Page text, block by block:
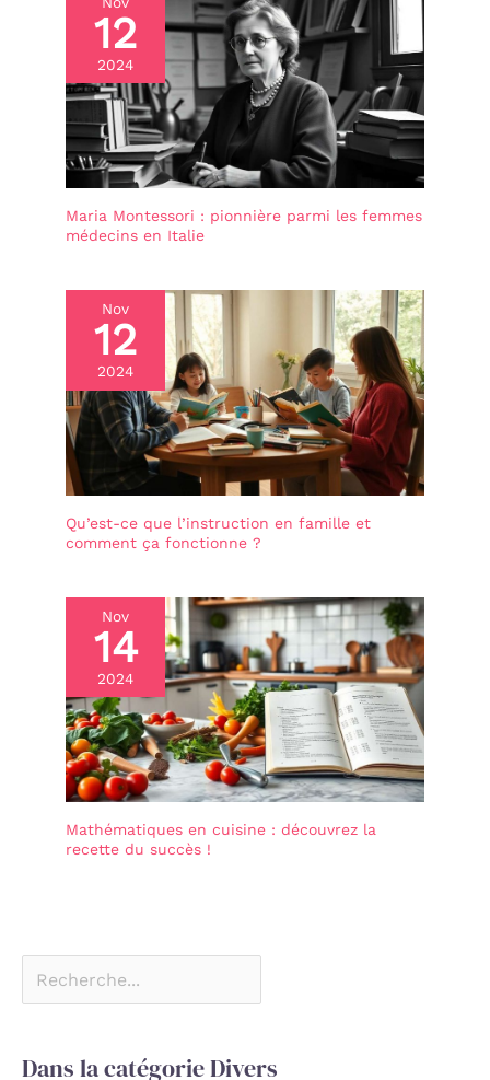
12
2024
Maria Montessori : pionnière parmi les femmes
médecins en Italie
Nov
12
2024
Qu’est-ce que l’instruction en famille et
comment ça fonctionne ?
Nov
14
2024
Mathématiques en cuisine : découvrez la
recette du succès !
Dans la catégorie Divers